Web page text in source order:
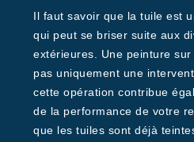
Il faut savoir que la tuile est
qui peut se briser suite aux
extérieures. Une peinture sur
pas uniquement une
cette opération contribue
de la performance de votre
que les tuiles sont déjà